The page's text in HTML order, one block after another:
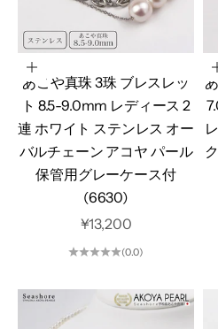
カートに追加
あこや真珠 3珠 ブレスレッ
ト 8.5-9.0mm レディース 2
連 ホワイト ステンレス オー
バルチェーン アコヤ パール
保管用グレーケース付
(6630)
セール価格
¥13,200
(0.0)